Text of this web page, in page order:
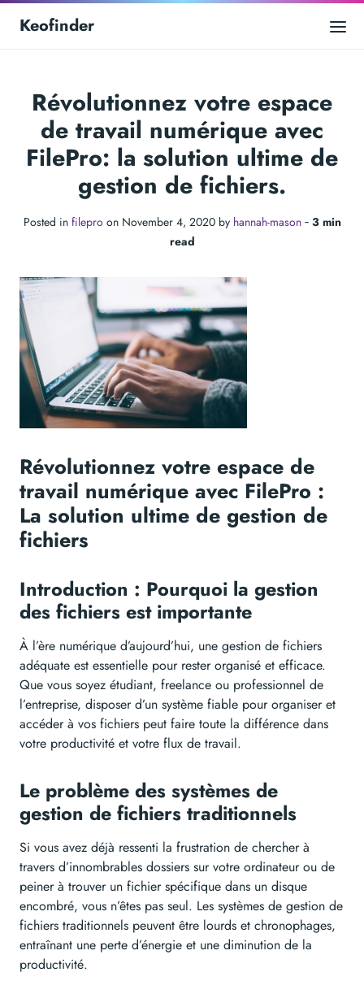
Keofinder
Révolutionnez votre espace
de travail numérique avec
FilePro: la solution ultime de
gestion de fichiers.
Posted in fileproon November 4, 2020 by hannah-mason‐ 3 min
read
Révolutionnez votre espace de
travail numérique avec FilePro :
La solution ultime de gestion de
fichiers
Introduction : Pourquoi la gestion
des fichiers est importante
À l’ère numérique d’aujourd’hui, une gestion de fichiers
adéquate est essentielle pour rester organisé et efficace.
Que vous soyez étudiant, freelance ou professionnel de
l’entreprise, disposer d’un système fiable pour organiser et
accéder à vos fichiers peut faire toute la différence dans
votre productivité et votre flux de travail.
Le problème des systèmes de
gestion de fichiers traditionnels
Si vous avez déjà ressenti la frustration de chercher à
travers d’innombrables dossiers sur votre ordinateur ou de
peiner à trouver un fichier spécifique dans un disque
encombré, vous n’êtes pas seul. Les systèmes de gestion de
fichiers traditionnels peuvent être lourds et chronophages,
entraînant une perte d’énergie et une diminution de la
productivité.